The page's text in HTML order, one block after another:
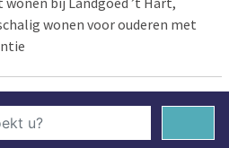
wonen voor ouderen met